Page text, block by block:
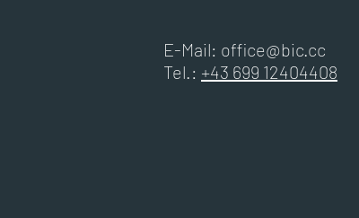
E-Mail: office@bic.cc
Tel.: +43 699 12404408